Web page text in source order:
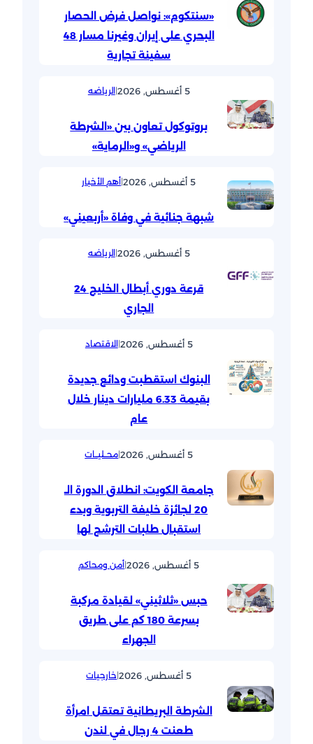
«سنتكوم»: نواصل فرض الحصار
البحري على إيران وغيرنا مسار 48
سفينة تجارية
5 أغسطس, 2026 |الرياضه
بروتوكول تعاون بين «الشرطة
الرياضي» و«الرماية»
5 أغسطس, 2026 |أهم الأخبار
شبهة جنائية في وفاة «أربعيني»
5 أغسطس, 2026 |الرياضه
قرعة دوري أبطال الخليج 24
الجاري
5 أغسطس, 2026 |الاقتصاد
البنوك استقطبت ودائع جديدة
بقيمة 6.33 مليارات دينار خلال
عام
5 أغسطس, 2026 |محــليــات
جامعة الكويت: انطلاق الدورة الـ
20 لجائزة خليفة التربوية وبدء
استقبال طلبات الترشح لها
5 أغسطس, 2026 |أمن ومحاكم
حبس «ثلاثيني» لقيادة مركبة
بسرعة 180 كم على طريق
الجهراء
5 أغسطس, 2026 |خارجيات
الشرطة البريطانية تعتقل امرأة
طعنت 4 رجال في لندن